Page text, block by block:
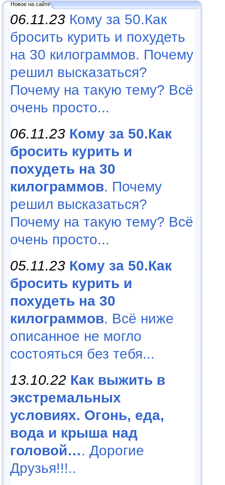
Новое на сайте
06.11.23 Кому за 50.Как
бросить курить и похудеть
на 30 килограммов. Почему
решил высказаться?
Почему на такую тему? Всё
очень просто...
06.11.23 Кому за 50.Как
бросить курить и
похудеть на 30
килограммов. Почему
решил высказаться?
Почему на такую тему? Всё
очень просто...
05.11.23 Кому за 50.Как
бросить курить и
похудеть на 30
килограммов. Всё ниже
описанное не могло
состояться без тебя...
13.10.22 Как выжить в
экстремальных
условиях. Огонь, еда,
вода и крыша над
головой…. Дорогие
Друзья!!!..